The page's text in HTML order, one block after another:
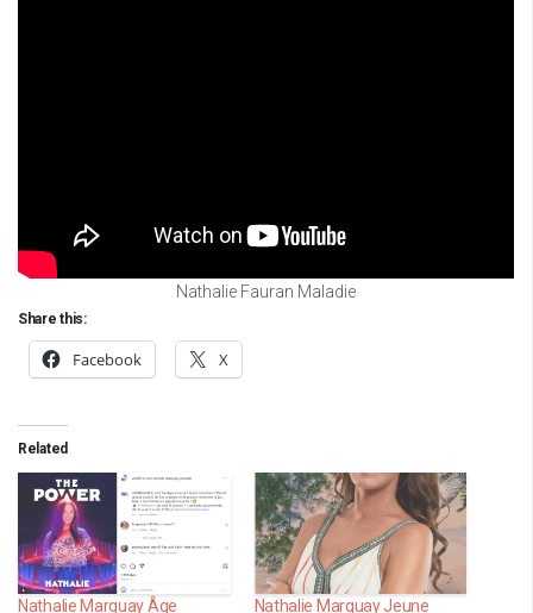
Nathalie Fauran Maladie
Share this:
Facebook X
Related
Nathalie Marquay Âge Nathalie Marquay Jeune